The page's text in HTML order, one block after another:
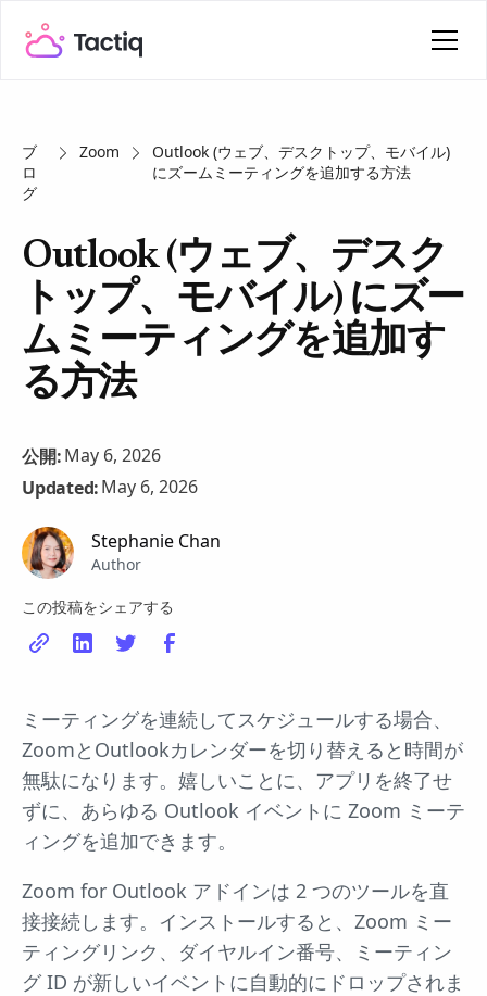
ブ
ロ
グ
Zoom
Outlook (ウェブ、デスクトップ、モバイル)
にズームミーティングを追加する方法
Outlook (ウェブ、デスク
トップ、モバイル) にズー
ムミーティングを追加す
る方法
公開:May 6, 2026
Updated:May 6, 2026
Stephanie Chan
Author
この投稿をシェアする
ミーティングを連続してスケジュールする場合、
ZoomとOutlookカレンダーを切り替えると時間が
無駄になります。嬉しいことに、アプリを終了せ
ずに、あらゆる Outlook イベントに Zoom ミーテ
ィングを追加できます。
Zoom for Outlook アドインは 2 つのツールを直
接接続します。インストールすると、Zoom ミー
ティングリンク、ダイヤルイン番号、ミーティン
グ ID が新しいイベントに自動的にドロップされま